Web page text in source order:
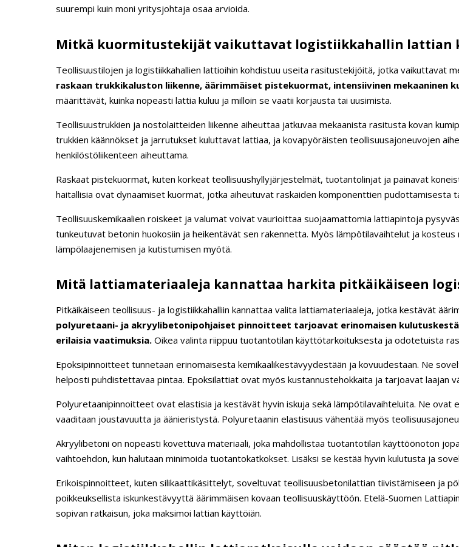
suurempi kuin moni yritysjohtaja osaa arvioida.
Mitkä kuormitustekijät vaikuttavat logistiikkahallin lattian
Teollisuustilojen ja logistiikkahallien lattioihin kohdistuu useita rasitustekijöitä, jotka vaikuttavat
raskaan trukkikaluston liikenne, äärimmäiset pistekuormat, intensiivinen mekaaninen
määrittävät, kuinka nopeasti lattia kuluu ja milloin se vaatii korjausta tai uusimista.
Teollisuustrukkien ja nostolaitteiden liikenne aiheuttaa jatkuvaa mekaanista rasitusta kovan
trukkien käännökset ja jarrutukset kuluttavat lattiaa, ja kovapyöräisten teollisuusajoneuvojen
henkilöstöliikenteen aiheuttama.
Raskaat pistekuormat, kuten korkeat teollisuushyllyjärjestelmät, tuotantolinjat ja painavat
haitallisia ovat dynaamiset kuormat, jotka aiheutuvat raskaiden komponenttien pudottamisesta
Teollisuuskemikaalien roiskeet ja valumat voivat vaurioittaa suojaamattomia lattiapintoja
tunkeutuvat betonin huokosiin ja heikentävät sen rakennetta. Myös lämpötilavaihtelut ja
lämpölaajenemisen ja kutistumisen myötä.
Mitä lattiamateriaaleja kannattaa harkita pitkäikäiseen
Pitkäikäiseen teollisuus- ja logistiikkahalliin kannattaa valita lattiamateriaaleja, jotka kestävät
polyuretaani- ja akryylibetonipohjaiset pinnoitteet tarjoavat erinomaisen
erilaisia vaatimuksia. Oikea valinta riippuu tuotantotilan käyttötarkoituksesta ja odotetuista
Epoksipinnoitteet tunnetaan erinomaisesta kemikaalikestävyydestään ja kovuudestaan. Ne
helposti puhdistettavaa pintaa. Epoksilattiat ovat myös kustannustehokkaita ja tarjoavat laajan
Polyuretaanipinnoitteet ovat elastisia ja kestävät hyvin iskuja sekä lämpötilavaihteluita. Ne ovat
vaaditaan joustavuutta ja äänieristystä. Polyuretaanin elastisuus vähentää myös
Akryylibetoni on nopeasti kovettuva materiaali, joka mahdollistaa tuotantotilan käyttöönoton
vaihtoehdon, kun halutaan minimoida tuotantokatkokset. Lisäksi se kestää hyvin kulutusta ja
Erikoispinnoitteet, kuten silikaattikäsittelyt, soveltuvat teollisuusbetonilattian tiivistämiseen ja
poikkeuksellista iskunkestävyyttä äärimmäisen kovaan teollisuuskäyttöön. Etelä-Suomen
sopivan ratkaisun, joka maksimoi lattian käyttöiän.